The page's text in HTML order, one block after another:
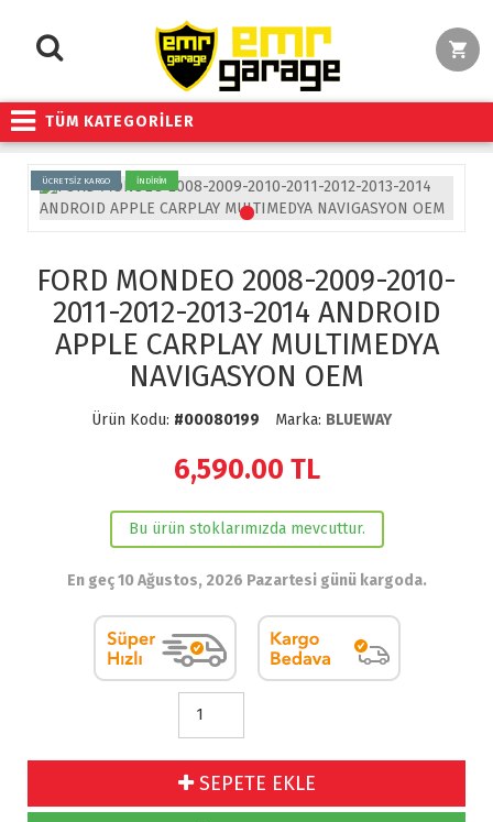
TÜM KATEGORİLER
ÜCRETSİZ KARGO İNDİRİM
FORD MONDEO 2008-2009-2010-
2011-2012-2013-2014 ANDROID
APPLE CARPLAY MULTIMEDYA
NAVIGASYON OEM
Ürün Kodu: #00080199 Marka: BLUEWAY
6,590.00 TL
Bu ürün stoklarımızda mevcuttur.
En geç 10 Ağustos, 2026 Pazartesi günü kargoda.
SEPETE EKLE